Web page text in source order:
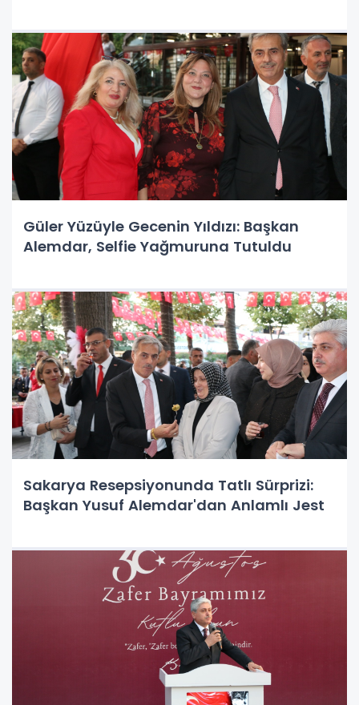
Güler Yüzüyle Gecenin Yıldızı: Başkan
Alemdar, Selfie Yağmuruna Tutuldu
Sakarya Resepsiyonunda Tatlı Sürprizi:
Başkan Yusuf Alemdar'dan Anlamlı Jest